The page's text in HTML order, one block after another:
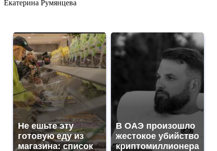
Екатерина Румянцева
Не ешьте эту
готовую еду из
магазина: список
В ОАЭ произошло
жестокое убийство
криптомиллионера